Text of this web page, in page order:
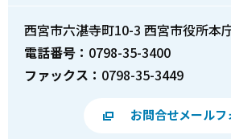
西宮市六湛寺町10-3 西宮市役所本
電話番号： 0798-35-3400
ファックス： 0798-35-3449
お問合せメールフ